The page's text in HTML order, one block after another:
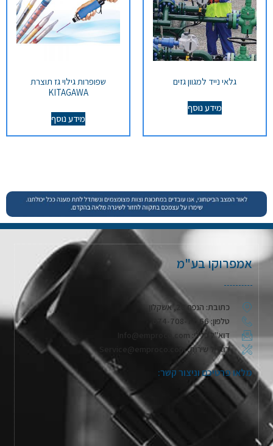
גלאי נייד למגוון גזים
מידע נוסף
שפופרות גילוי גז תוצרת
KITAGAWA
מידע נוסף
אמפרוקו בע"מ
כתובת: הנפח 28, אשקלון
טלפון: 074-708-71-66
דוא"ל כללי: Info@emproco.com
דוא"ל שירות: Service@emproco.com
מלאו פרטיכם וניצור קשר: